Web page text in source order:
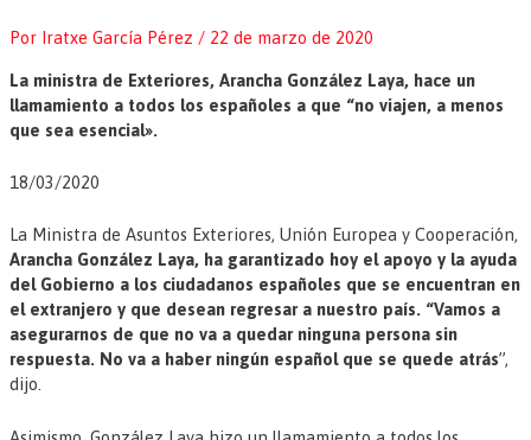
Por Iratxe García Pérez / 22 de marzo de 2020
La ministra de Exteriores, Arancha González Laya, hace un
llamamiento a todos los españoles a que “no viajen, a menos
que sea esencial».
18/03/2020
La Ministra de Asuntos Exteriores, Unión Europea y Cooperación,
Arancha González Laya, ha garantizado hoy el apoyo y la ayuda
del Gobierno a los ciudadanos españoles que se encuentran en
el extranjero y que desean regresar a nuestro país. “Vamos a
asegurarnos de que no va a quedar ninguna persona sin
respuesta. No va a haber ningún español que se quede atrás”,
dijo.